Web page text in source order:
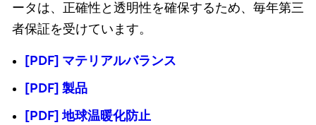
ータは、正確性と透明性を確保するため、毎年第三
者保証を受けています。
[PDF] マテリアルバランス
[PDF] 製品
[PDF] 地球温暖化防止